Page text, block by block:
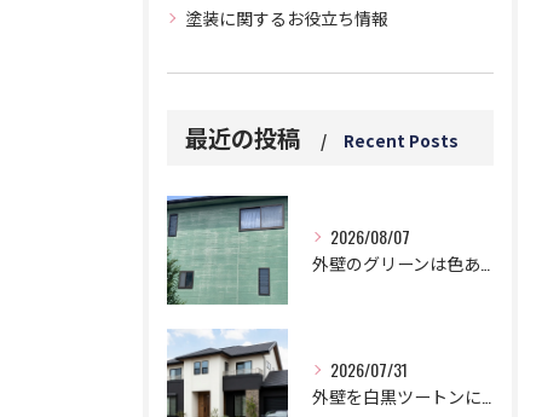
塗装に関するお役立ち情報
最近の投稿 Recent Posts
2026/08/07
2026/07/31